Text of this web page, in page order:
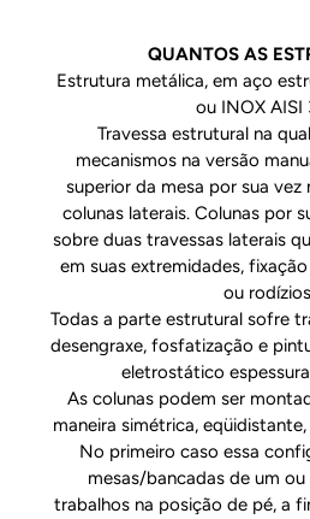
QUANTOS AS
Estrutura metálica, em aço
ou INOX AISI
Travessa estrutural na
mecanismos na versão
superior da mesa por sua
colunas laterais. Colunas por
sobre duas travessas laterais
em suas extremidades,
ou
Todas a parte estrutural sofre
desengraxe, fosfatização e
eletrostático
As colunas podem ser
maneira simétrica,
No primeiro caso essa
mesas/bancadas de um
trabalhos na posição de pé, a